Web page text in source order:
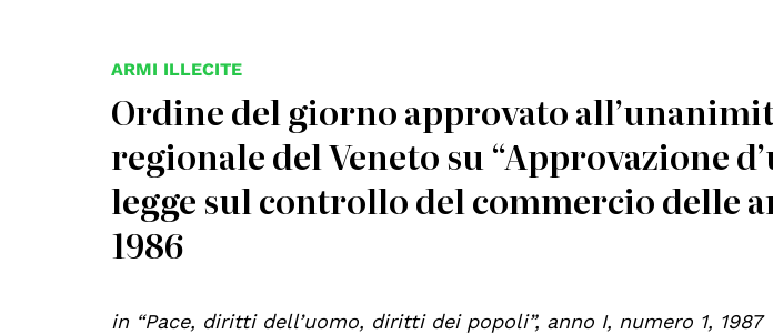
ARMI ILLECITE
Ordine del giorno approvato
regionale del Veneto su “Approvazione
legge sul controllo del commercio delle
1986
in “Pace, diritti dell’uomo, diritti dei popoli”, anno I, numero 1, 1987